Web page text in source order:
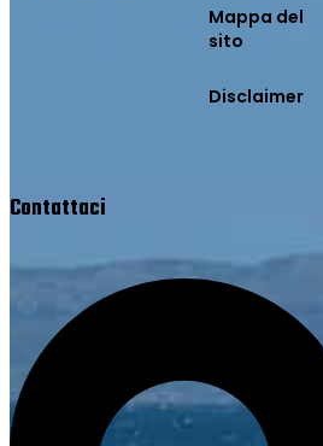
Mappa del
sito
Disclaimer
Contattaci